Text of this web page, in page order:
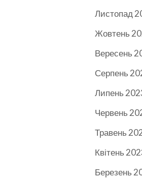
Листопад
Жовтень
Вересень
Серпень
Липень
Червень
Травень
Квітень
Березень